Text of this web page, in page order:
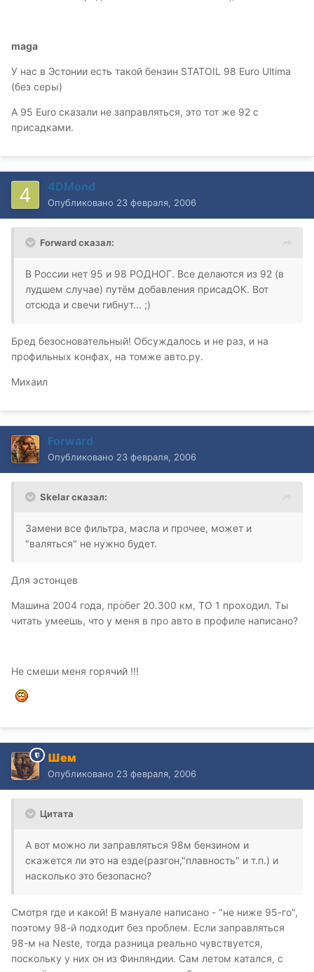
maga
У нас в Эстонии есть такой бензин STATOIL 98 Euro Ultima
(без серы)
А 95 Euro сказали не заправляться, это тот же 92 с
присадками.
4DMond
Опубликовано 23 февраля, 2006
Forward сказал:
В России нет 95 и 98 РОДНОГ. Все делаются из 92 (в
лудшем случае) путём добавления присадОК. Вот
отсюда и свечи гибнут... ;)
Бред безосновательный! Обсуждалось и не раз, и на
профильных конфах, на томже авто.ру.
Михаил
Forward
Опубликовано 23 февраля, 2006
Skelar сказал:
Замени все фильтра, масла и прочее, может и
"валяться" не нужно будет.
Для эстонцев
Машина 2004 года, пробег 20.300 км, ТО 1 проходил. Ты
читать умеешь, что у меня в про авто в профиле написано?
Не смеши меня горячий !!!
Шем
Опубликовано 23 февраля, 2006
Цитата
А вот можно ли заправляться 98м бензином и
скажется ли это на езде(разгон,"плавность" и т.п.) и
насколько это безопасно?
Смотря где и какой! В мануале написано - "не ниже 95-го",
поэтому 98-й подходит без проблем. Если заправляться
98-м на Neste, тогда разница реально чувствуется,
поскольку у них он из Финляндии. Сам летом катался, с